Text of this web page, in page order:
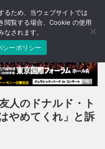
T
o
n
a
v
g
a
人のドナルド・ト
やめてくれ」と訴
るため、当ウェブサイトでは
閲覧する場合、Cookie の使用
なされます。
シーポリシー